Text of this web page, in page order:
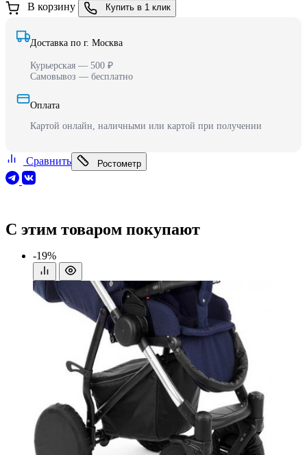
В корзину Купить в 1 клик
Доставка по г. Москва
Курьерская — 500 ₽
Самовывоз — бесплатно
Оплата
Картой онлайн, наличными или картой при получении
Сравнить Ростометр
С этим товаром покупают
-19%